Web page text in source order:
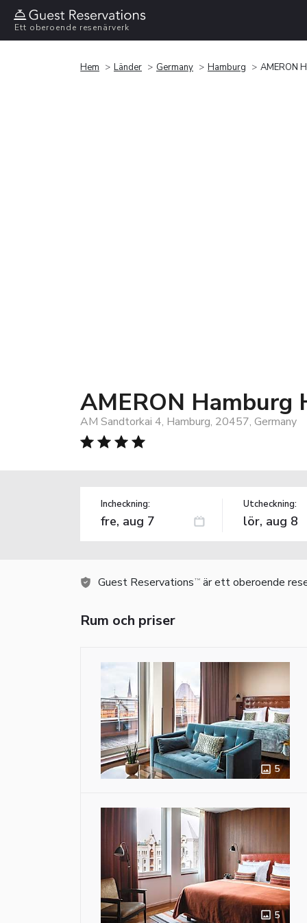
Ett oberoende resenärverk
Hem Länder Germany Hamburg AMERON
AMERON Hamburg
AM Sandtorkai 4, Hamburg, 20457, Germany
Incheckning: Utcheckning:
Guest Reservations TM är ett oberoende
Rum och priser
5
5